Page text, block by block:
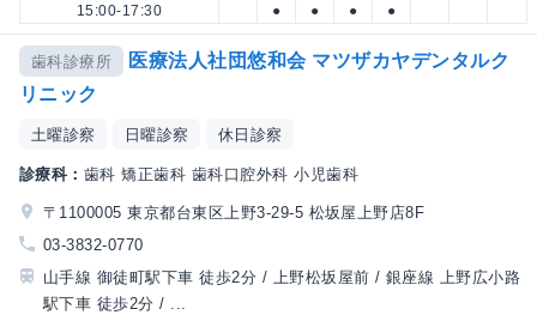
15:00-17:30
● ● ● ●
歯科診療所
医療法人社団悠和会 マツザカヤデンタルク
リニック
土曜診察 日曜診察 休日診察
診療科： 歯科 矯正歯科 歯科口腔外科 小児歯科
〒1100005 東京都台東区上野3-29-5 松坂屋上野店8F
03-3832-0770
山手線 御徒町駅下車 徒歩2分 / 上野松坂屋前 / 銀座線 上野広小路
駅下車 徒歩2分 / ...